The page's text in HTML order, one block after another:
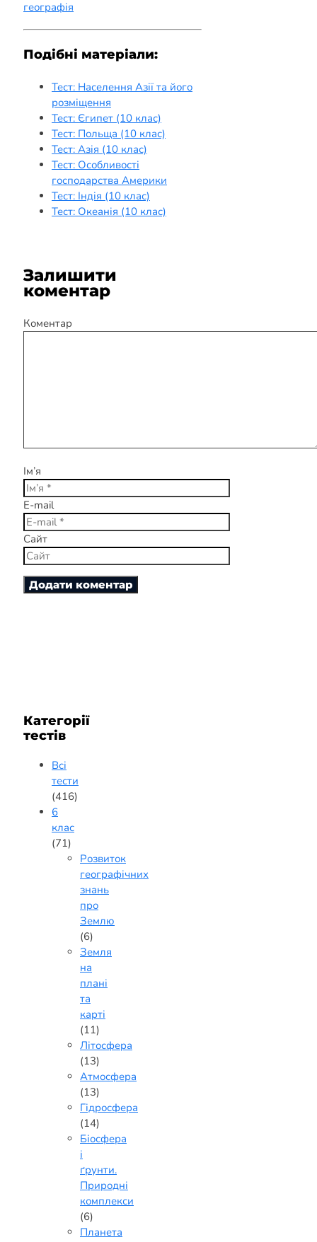
географія
Подібні матеріали:
Тест: Населення Азії та його
розміщення
Тест: Єгипет (10 клас)
Тест: Польща (10 клас)
Тест: Азія (10 клас)
Тест: Особливості
господарства Америки
Тест: Індія (10 клас)
Тест: Океанія (10 клас)
Залишити
коментар
Коментар
Ім’я
E-mail
Сайт
Категорії
тестів
Всі
тести
(416)
6
клас
(71)
Розвиток
географічних
знань
про
Землю
(6)
Земля
на
плані
та
карті
(11)
Літосфера
(13)
Атмосфера
(13)
Гідросфера
(14)
Біосфера
і
ґрунти.
Природні
комплекси
(6)
Планета